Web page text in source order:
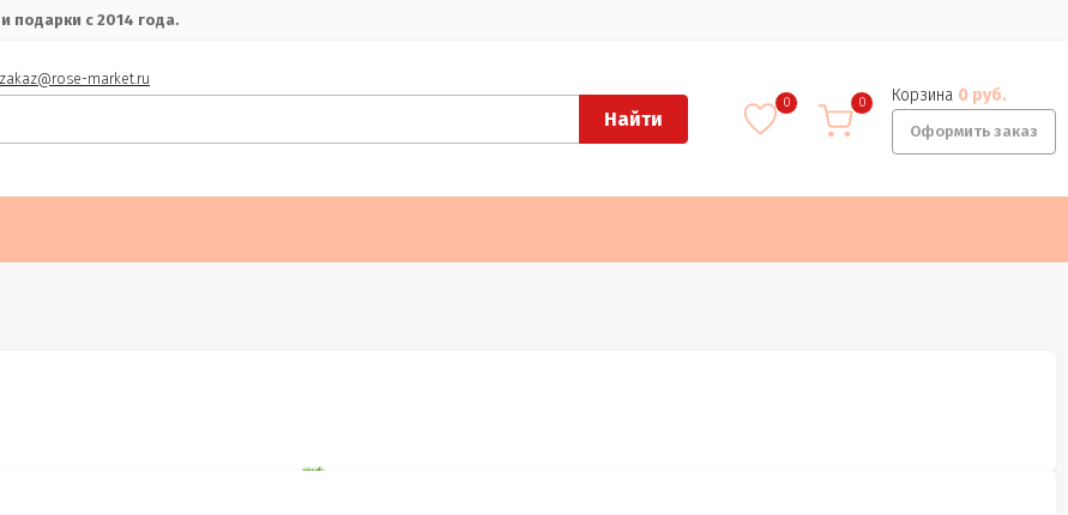
подарки с 2014 года.
zakaz@rose-market.ru
Найти
0 0 Корзина 0 руб.
Оформить заказ